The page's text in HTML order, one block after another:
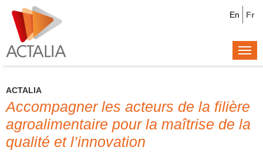
Fr
En
ACTALIA
Accompagner les acteurs de la filière
agroalimentaire pour la maîtrise de la
qualité et l’innovation